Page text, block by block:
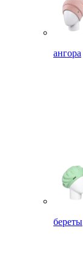
ангора
береты